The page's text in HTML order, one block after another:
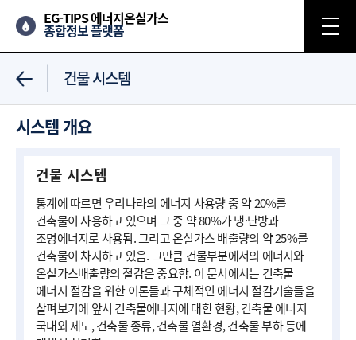
EG-TIPS 에너지온실가스
종합정보 플랫폼
건물 시스템
시스템 개요
건물 시스템
통계에 따르면 우리나라의 에너지 사용량 중 약 20%를
건축물이 사용하고 있으며 그 중 약 80%가 냉·난방과
조명에너지로 사용됨. 그리고 온실가스 배출량의 약 25%를
건축물이 차지하고 있음. 그만큼 건물부분에서의 에너지와
온실가스배출량의 절감은 중요함. 이 문서에서는 건축물
에너지 절감을 위한 이론들과 구체적인 에너지 절감기술들을
살펴보기에 앞서 건축물에너지에 대한 현황, 건축물 에너지
국내외 제도, 건축물 종류, 건축물 열환경, 건축물 부하 등에